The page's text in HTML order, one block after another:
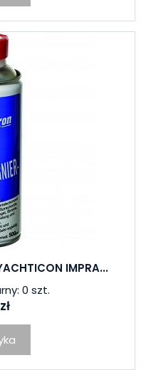
IMPRA...
0 szt.